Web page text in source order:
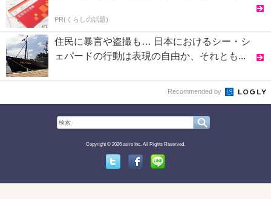
PR(くらしの話題)
住民に暴言や盗撮も… 日本におけるシー・シ
ェパードの行動は表現の自由か、それとも...
Recommended by
Copyright © 2026 asiro Inc. All Rights Reserved.